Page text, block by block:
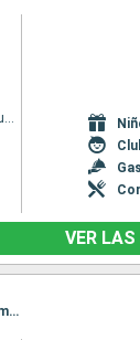
Pointe a pitre (Guadalupe)
VER
Itinerario : Santo Domingo, Fort-de-France, Pointe a pitre (Guadalupe), St Kitts, Antigua, Tortola, Santo Domingo